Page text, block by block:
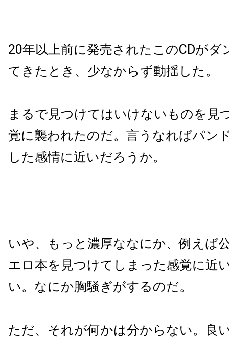
20年以上前に発売されたこのCDがダ
てきたとき、少なからず動揺した。
まるで見つけてはいけないものを見
覚に襲われたのだ。言うなればパン
した感情に近いだろうか。
いや、もっと濃厚ななにか、例えば
エロ本を見つけてしまった感覚に近
い。なにか胸騒ぎがするのだ。
ただ、それが何かは分からない。良